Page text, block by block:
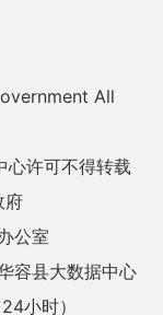
All
心许可不得转载
府
公室
容县大数据中心
小时）